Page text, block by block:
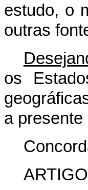
estudo, o
outras
os
a